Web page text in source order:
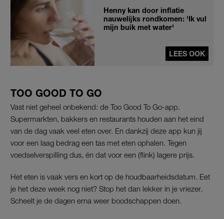
Henny kan door inflatie
nauwelijks rondkomen: 'Ik vul
mijn buik met water'
LEES OOK
TOO GOOD TO GO
Vast niet geheel onbekend: de Too Good To Go-app.
Supermarkten, bakkers en restaurants houden aan het eind
van de dag vaak veel eten over. En dankzij deze app kun jij
voor een laag bedrag een tas met eten ophalen. Tegen
voedselverspilling dus, én dat voor een (flink) lagere prijs.
Het eten is vaak vers en kort op de houdbaarheidsdatum. Eet
je het deze week nog niet? Stop het dan lekker in je vriezer.
Scheelt je de dagen erna weer boodschappen doen.